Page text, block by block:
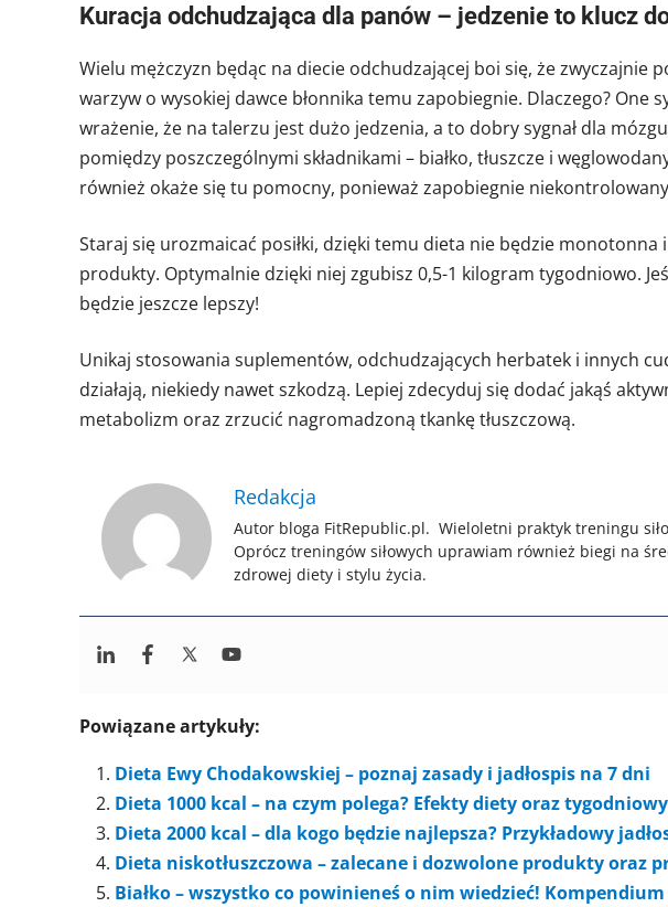
Kuracja odchudzająca dla panów – jedzenie to klucz
Wielu mężczyzn będąc na diecie odchudzającej boi się, że zwyczajnie
warzyw o wysokiej dawce błonnika temu zapobiegnie. Dlaczego? One
wrażenie, że na talerzu jest dużo jedzenia, a to dobry sygnał dla
pomiędzy poszczególnymi składnikami – białko, tłuszcze i
również okaże się tu pomocny, ponieważ zapobiegnie
Staraj się urozmaicać posiłki, dzięki temu dieta nie będzie monotonna
produkty. Optymalnie dzięki niej zgubisz 0,5-1 kilogram tygodniowo.
będzie jeszcze lepszy!
Unikaj stosowania suplementów, odchudzających herbatek i innych
działają, niekiedy nawet szkodzą. Lepiej zdecyduj się dodać jakąś
metabolizm oraz zrzucić nagromadzoną tkankę tłuszczową.
Redakcja
Autor bloga FitRepublic.pl. Wieloletni praktyk treningu
Oprócz treningów siłowych uprawiam również biegi na
zdrowej diety i stylu życia.
Powiązane artykuły:
Dieta Ewy Chodakowskiej – poznaj zasady i jadłospis na 7 dni
Dieta 1000 kcal – na czym polega? Efekty diety oraz
Dieta 2000 kcal – dla kogo będzie najlepsza? Przykładowy
Dieta niskotłuszczowa – zalecane i dozwolone produkty oraz
Białko – wszystko co powinieneś o nim wiedzieć!